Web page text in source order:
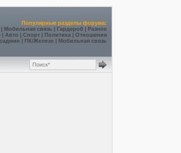
Популярные разделы форума:
|Мобильная связь | Гардероб |Разное
| Авто |Спорт | Политика |Отношения
| ПК/Железо | Мобильная связь